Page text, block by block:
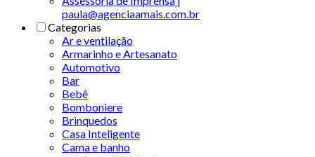
paula@agenciaamais.com.br
Categorias
Ar e ventilação
Armarinho e Artesanato
Automotivo
Bar
Bebê
Bomboniere
Brinquedos
Casa Inteligente
Cama e banho